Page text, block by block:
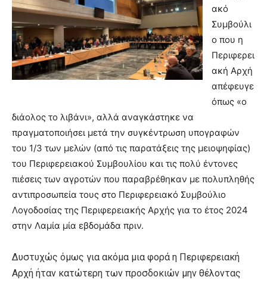
ακό
Συμβούλι
ο που η
Περιφερει
ακή Αρχή
απέφευγε
όπως «ο
διάολος το λιβάνι», αλλά αναγκάστηκε να
πραγματοποιήσει μετά την συγκέντρωση υπογραφών
του 1/3 των μελών (από τις παρατάξεις της μειοψηφίας)
του Περιφερειακού Συμβουλίου και τις πολύ έντονες
πιέσεις των αγροτών που παραβρέθηκαν με πολυπληθής
αντιπροσωπεία τους στο Περιφερειακό Συμβούλιο
Λογοδοσίας της Περιφερειακής Αρχής για το έτος 2024
στην Λαμία μία εβδομάδα πριν.
Δυστυχώς όμως για ακόμα μια φορά η Περιφερειακή
Αρχή ήταν κατώτερη των προσδοκιών μην θέλοντας